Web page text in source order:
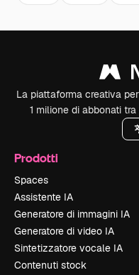
La piattaforma creativa
1 milione di abbonati
Prodotti
Spaces
Assistente IA
Generatore di immagini IA
Generatore di video IA
Sintetizzatore vocale IA
Contenuti stock